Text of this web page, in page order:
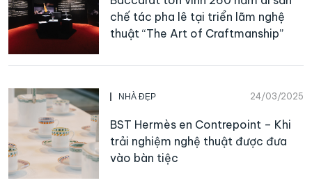
chế tác pha lê tại triển lãm nghệ
thuật “The Art of Craftmanship”
NHÀ ĐẸP 24/03/2025
BST Hermès en Contrepoint – Khi
trải nghiệm nghệ thuật được đưa
vào bàn tiệc